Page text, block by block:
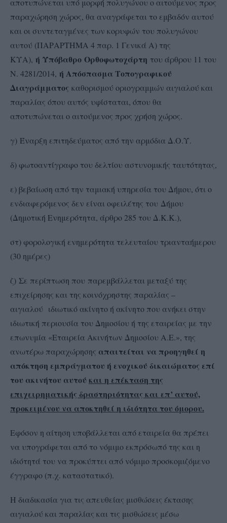
αποτυπώνεται υπό μορφή πολυγώνου ο αιτούμενος προς
παραχώρηση χώρος, θα αναγράφεται το εμβαδόν αυτού
και οι συντεταγμένες των κορυφών του πολυγώνου
αυτού (ΠΑΡΑΡΤΗΜΑ 4 παρ. 1 Γενικά Α) της
ΚΥΑ), ή Υπόβαθρο Ορθοφωτοχάρτη του άρθρου 11 του
Ν. 4281/2014, ή Απόσπασμα Τοπογραφικού
Διαγράμματος καθορισμού οριογραμμών αιγιαλού και
παραλίας όπου αυτός υφίσταται, όπου θα
αποτυπώνεται ο αιτούμενος προς χρήση χώρος.
γ) Έναρξη επιτηδεύματος από την αρμόδια Δ.Ο.Υ.
δ) φωτοαντίγραφο του δελτίου αστυνομικής ταυτότητας,
ε) βεβαίωση από την ταμιακή υπηρεσία του Δήμου, ότι ο
ενδιαφερόμενος δεν είναι οφειλέτης του Δήμου
(Δημοτική Ενημερότητα, άρθρο 285 του Δ.Κ.Κ.),
στ) φορολογική ενημερότητα τελευταίου τριανταήμερου
(30 ημέρες)
ζ) Σε περίπτωση που παρεμβάλλεται μεταξύ της
επιχείρησης και της κοινόχρηστης παραλίας –
αιγιαλού ιδιωτικό ακίνητο ή ακίνητο που ανήκει στην
ιδιωτική περιουσία του Δημοσίου ή της εταιρείας με την
επωνυμία «Εταιρεία Ακινήτων Δημοσίου Α.Ε.», της
ανωτέρω παραχώρησης απαιτείται να προηγηθεί η
απόκτηση εμπράγματου ή ενοχικού δικαιώματος επί
του ακινήτου αυτού και η επέκταση της
επιχειρηματικής δραστηριότητας και επ’ αυτού,
προκειμένου να αποκτηθεί η ιδιότητα του όμορου.
Εφόσον η αίτηση υποβάλλεται από εταιρεία θα πρέπει
να υπογράφεται από το νόμιμο εκπρόσωπό της και η
ιδιότητά του να προκύπτει από νόμιμο προσκομιζόμενο
έγγραφο (π.χ. καταστατικό).
Η διαδικασία για τις απευθείας μισθώσεις έκτασης
αιγιαλού και παραλίας και τις μισθώσεις μέσω